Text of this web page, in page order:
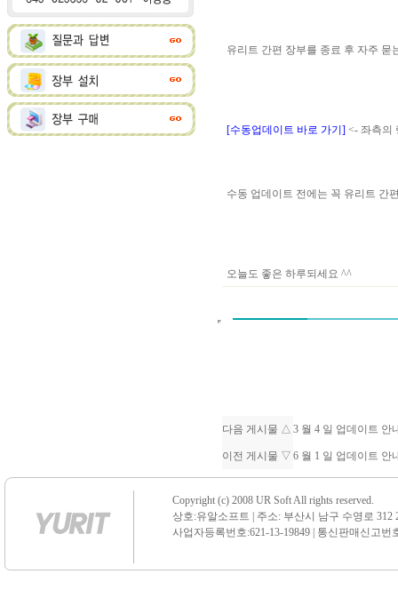
유리트 간편 장부를 종료 후 자주
[수동업데이트 바로 가기] <- 좌측의
수동 업데이트 전에는 꼭 유리트 간
오늘도 좋은 하루되세요 ^^
다음 게시물 △ 3 월 4 일 업데이트 안
이전 게시물 ▽ 6 월 1 일 업데이트 안
Copyright (c) 2008 UR Soft All rights reserved.
상호:유알소프트 | 주소: 부산시 남구 수영로 312
사업자등록번호:621-13-19849 | 통신판매신고번